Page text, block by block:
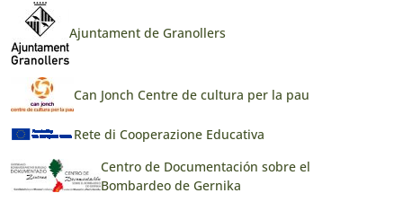
Ajuntament de Granollers
Can Jonch Centre de cultura per la pau
Rete di Cooperazione Educativa
Centro de Documentación sobre el
Bombardeo de Gernika